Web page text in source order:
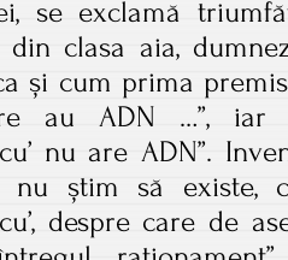
se exclamă
clasa aia,
și cum prima
au ADN …”, iar
nu are ADN”.
nu știm să existe,
despre care de